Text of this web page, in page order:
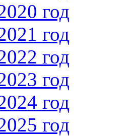
год
год
год
год
год
год